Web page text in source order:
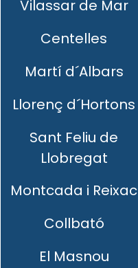
Vilassar de Mar
Centelles
Martí d´Albars
Llorenç d´Hortons
Sant Feliu de
Llobregat
Montcada i Reixac
Collbató
El Masnou